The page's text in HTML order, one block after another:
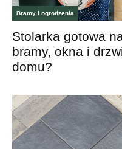
Bramy i ogrodzenia
Stolarka gotowa
bramy, okna i
domu?